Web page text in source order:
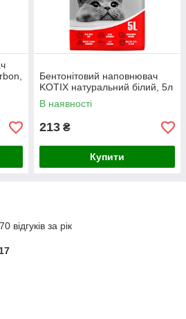
Бентонітовий наповнювач
KOTIX натуральний білий, 5л
В наявності
213 ₴
Купити
відгуків за рік